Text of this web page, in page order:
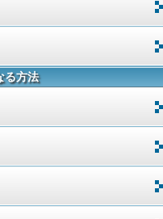
る方法